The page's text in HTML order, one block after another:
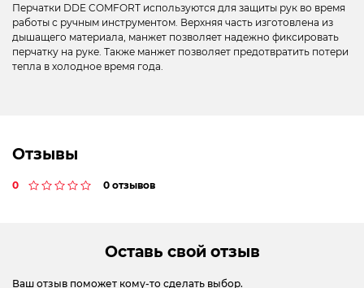
Перчатки DDE COMFORT используются для защиты рук во время
работы с ручным инструментом. Верхняя часть изготовлена из
дышащего материала, манжет позволяет надежно фиксировать
перчатку на руке. Также манжет позволяет предотвратить потери
тепла в холодное время года.
Отзывы
0 0 отзывов
Оставь свой отзыв
Ваш отзыв поможет кому-то сделать выбор.